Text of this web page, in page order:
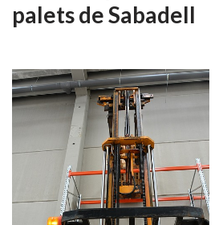
palets de Sabadell